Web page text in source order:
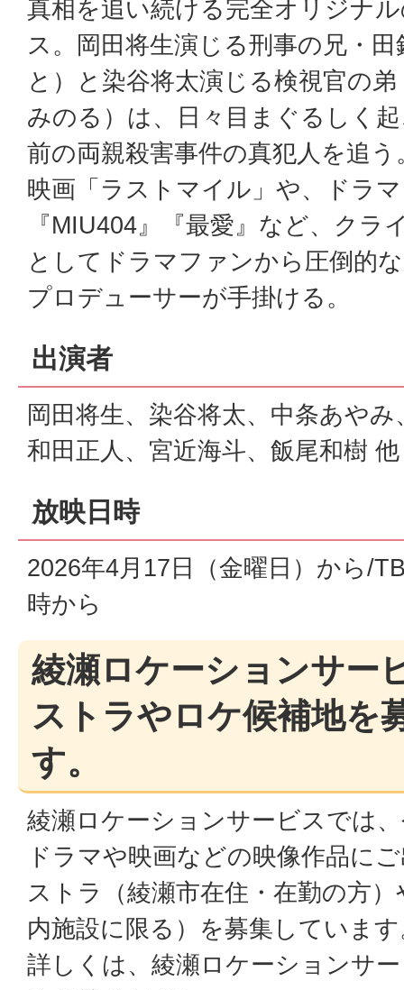
真相を追い続ける完全オリジナ
ス。岡田将生演じる刑事の兄・
と）と染谷将太演じる検視官の
みのる）は、日々目まぐるしく
前の両親殺害事件の真犯人を追う
映画「ラストマイル」や、ドラ
『MIU404』『最愛』など、クラ
としてドラマファンから圧倒的
プロデューサーが手掛ける。
出演者
岡田将生、染谷将太、中条あや
和田正人、宮近海斗、飯尾和樹 他
放映日時
2026年4月17日（金曜日）から/
時から
綾瀬ロケーションサー
ストラやロケ候補地を
す。
綾瀬ロケーションサービスでは
ドラマや映画などの映像作品に
ストラ（綾瀬市在住・在勤の方
内施設に限る）を募集していま
詳しくは、綾瀬ロケーションサ